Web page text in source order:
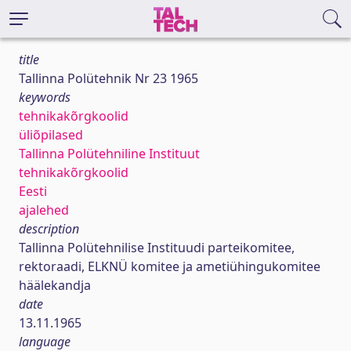
title
Tallinna Polütehnik Nr 23 1965
keywords
tehnikakõrgkoolid
üliõpilased
Tallinna Polütehniline Instituut
tehnikakõrgkoolid
Eesti
ajalehed
description
Tallinna Polütehnilise Instituudi parteikomitee,
rektoraadi, ELKNÜ komitee ja ametiühingukomitee
häälekandja
date
13.11.1965
language